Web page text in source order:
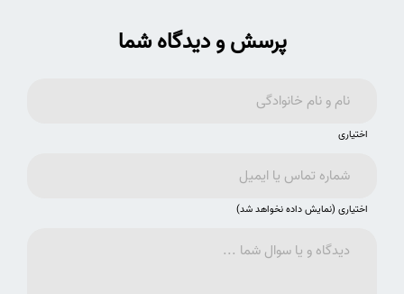
پرسش و دیدگاه شما
اختیاری
اختیاری (نمایش داده نخواهد شد)